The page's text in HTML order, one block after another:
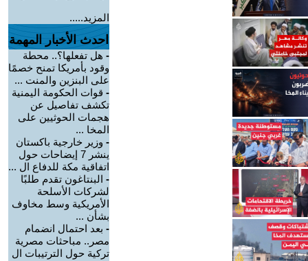
المزيد.....
احدث الأخبار المهمة
- هل تفعلها؟.. محطة
وقود بأمريكا تمنح خصمًا
على البنزين والمنت ...
- قوات الحكومة اليمنية
تكشف تفاصيل عن
هجمات الحوثيين على
المخا ...
- وزير خارجية باكستان
ينشر 7 إيضاحات حول
اتفاقية مكة للدفاع ال ...
- البنتاغون تقدم طلبًا
لشركات الأسلحة
الأمريكية وسط مخاوف
بشأن ...
- بعد احتمال انضمام
مصر.. مباحثات مصرية
تركية حول الترتيبات ال